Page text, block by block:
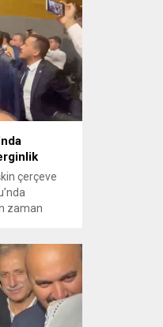
ait bir
alındığı
ise BAE...
çerçeve
zaman
çıktı.
ifadelerle